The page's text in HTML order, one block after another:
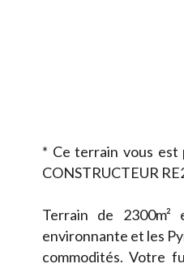
* Ce terrain vous est
CONSTRUCTEUR
Terrain de
environnante et les
commodités. Votre